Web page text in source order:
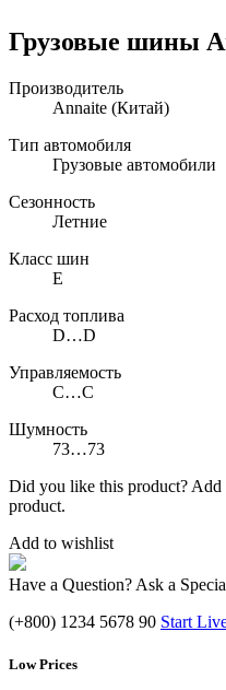
Грузовые шины
Производитель
Annaite (Китай)
Тип автомобиля
Грузовые автомобили
Сезонность
Летние
Класс шин
E
Расход топлива
D…D
Управляемость
C…C
Шумность
73…73
Did you like this product?
product.
Add to wishlist
Have a Question? Ask a
(+800) 1234 5678 90 Start
Low Prices